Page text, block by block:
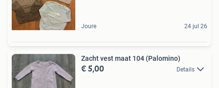
Joure 24 jul 26
Zacht vest maat 104 (Palomino)
€ 5,00 Details